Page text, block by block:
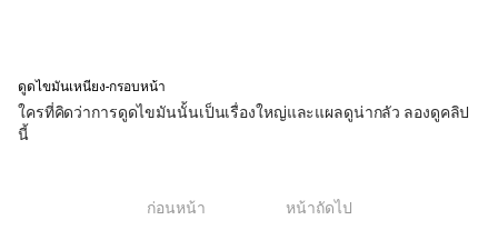
ดูดไขมันเหนียง-กรอบหน้า
ใครที่คิดว่าการดูดไขมันนั้นเป็นเรื่องใหญ่และแผลดูน่ากลัว ลองดูคลิป
นี้
ก่อนหน้า หน้าถัดไป